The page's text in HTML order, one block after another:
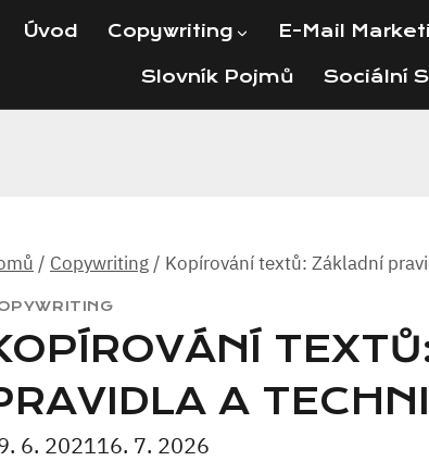
Úvod Copywriting E-Mail
Slovník Pojmů Sociální
/ Copywriting / Kopírování textů: Základní
A
6. 202116. 7. 2026